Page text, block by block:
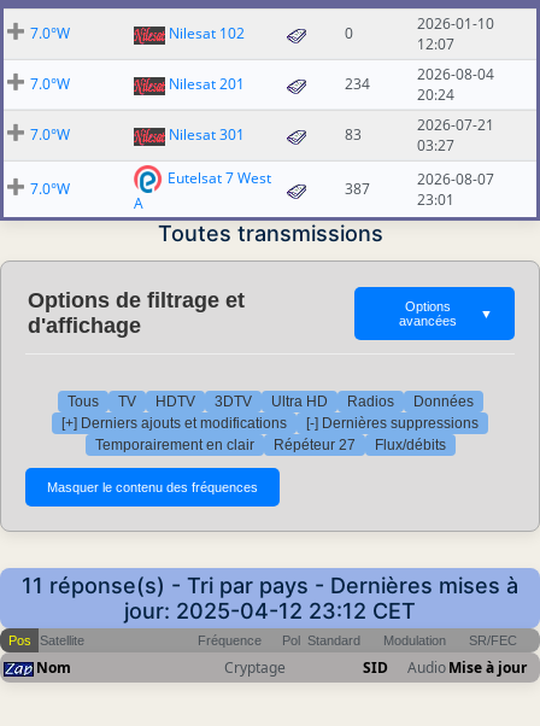
7.0°W Nilesat 102 0
2026-01-10
12:07
7.0°W
Nilesat 201 234
2026-08-04
20:24
7.0°W
Nilesat 301 83
2026-07-21
03:27
7.0°W
Eutelsat 7 West
A
387
2026-08-07
23:01
Toutes transmissions
Options de filtrage et
d'affichage
Options
avancées
▼
Tous TV HDTV 3DTV Ultra HD Radios
Données
[+] Derniers ajouts et modifications
[-] Dernières suppressions
Temporairement en clair
Répéteur 27 Flux/débits
11 réponse(s) - Tri par pays - Dernières mises à
jour: 2025-04-12 23:12 CET
Pos Satellite Fréquence Pol Standard Modulation SR/FEC
Nom Cryptage SID AudioMise à jour